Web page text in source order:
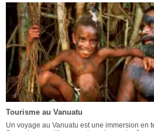
Tourisme au Vanuatu
Un voyage au Vanuatu est une immersion en